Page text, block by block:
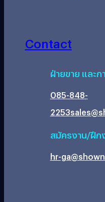
Contact
ฝ่ายขาย และก
085-848-
2253
สมัครงาน/ฝึก
hr-